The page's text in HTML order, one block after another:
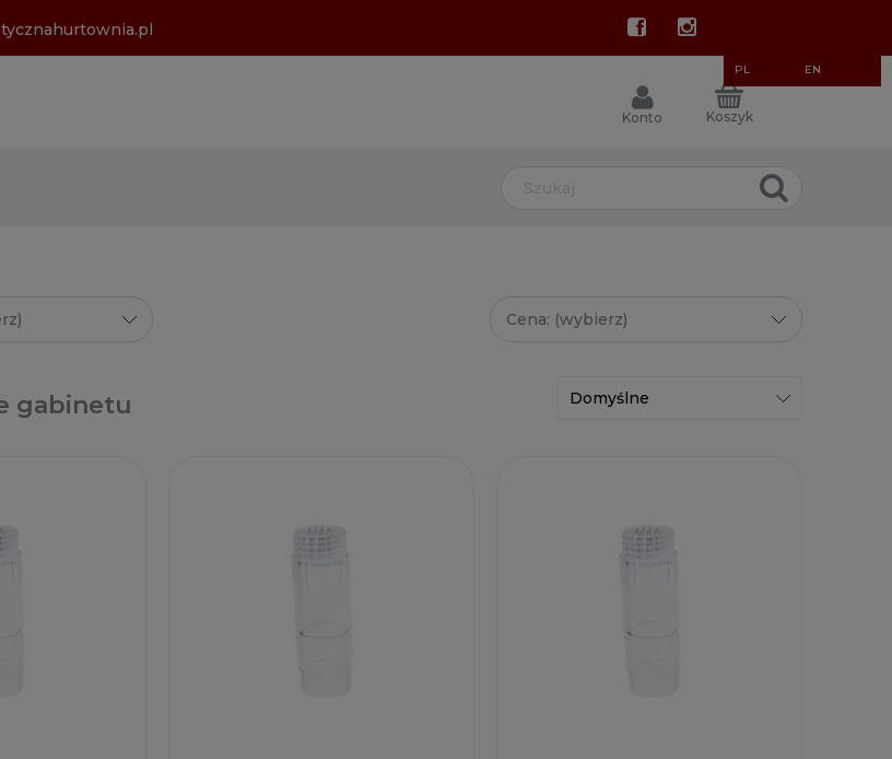
PL EN
Koszyk
Konto
Cena: (wybierz)
gabinetu